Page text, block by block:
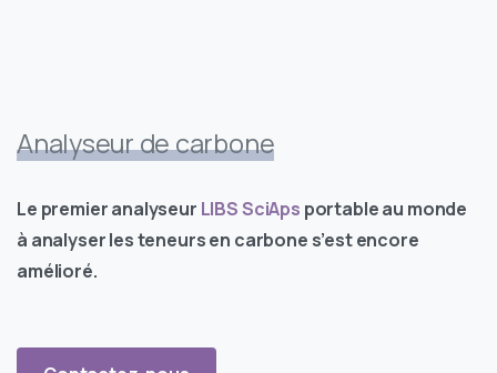
Analyseur de carbone
Le premier analyseur LIBSSciAps portable au monde
à analyser les teneurs en carbone s’est encore
amélioré.